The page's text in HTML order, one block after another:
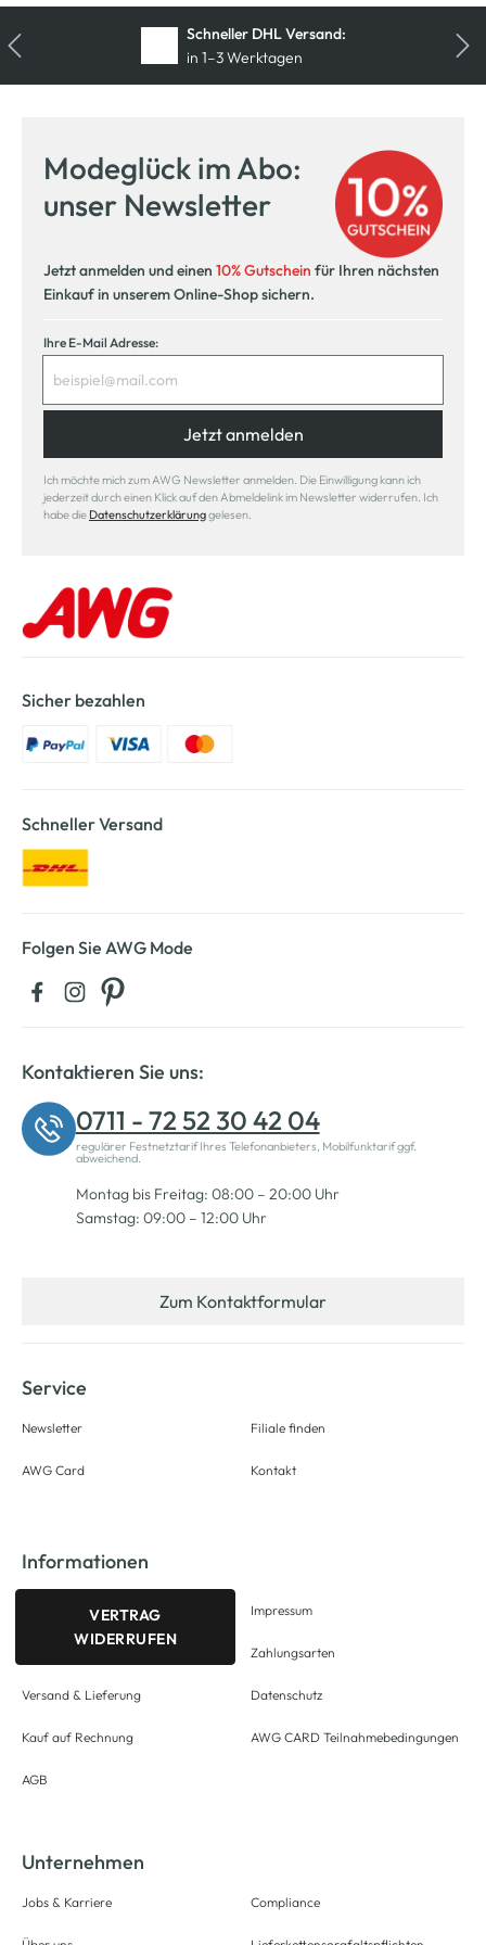
Schneller DHL Versand:
in 1–3 Werktagen
Kostenlose Filiallieferung
in Ihre Wunschfiliale
Modeglück im Abo:
unser Newsletter
Jetzt anmelden und einen 10% Gutschein für Ihren nächsten
Einkauf in unserem Online-Shop sichern.
Ihre E-Mail Adresse:
Jetzt anmelden
Ich möchte mich zum AWG Newsletter anmelden. Die Einwilligung kann ich
jederzeit durch einen Klick auf den Abmeldelink im Newsletter widerrufen. Ich
habe die Datenschutzerklärunggelesen.
Sicher bezahlen
Schneller Versand
Folgen Sie AWG Mode
Kontaktieren Sie uns:
0711 - 72 52 30 42 04
regulärer Festnetztarif Ihres Telefonanbieters, Mobilfunktarif ggf.
abweichend.
Montag bis Freitag: 08:00 – 20:00 Uhr
Samstag: 09:00 – 12:00 Uhr
Zum Kontaktformular
Service
Newsletter
AWG Card
Filiale finden
Kontakt
Informationen
VERTRAG
WIDERRUFEN
Versand & Lieferung
Kauf auf Rechnung
AGB
Impressum
Zahlungsarten
Datenschutz
AWG CARD Teilnahmebedingungen
Unternehmen
Jobs & Karriere Compliance